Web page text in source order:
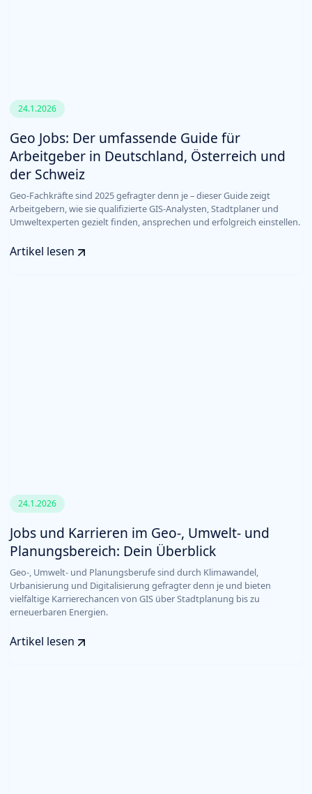
24.1.2026
Geo Jobs: Der umfassende Guide für
Arbeitgeber in Deutschland, Österreich und
der Schweiz
Geo-Fachkräfte sind 2025 gefragter denn je – dieser Guide zeigt
Arbeitgebern, wie sie qualifizierte GIS-Analysten, Stadtplaner und
Umweltexperten gezielt finden, ansprechen und erfolgreich einstellen.
Artikel lesen
24.1.2026
Jobs und Karrieren im Geo-, Umwelt- und
Planungsbereich: Dein Überblick
Geo-, Umwelt- und Planungsberufe sind durch Klimawandel,
Urbanisierung und Digitalisierung gefragter denn je und bieten
vielfältige Karrierechancen von GIS über Stadtplanung bis zu
erneuerbaren Energien.
Artikel lesen